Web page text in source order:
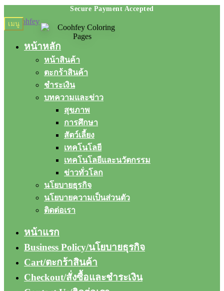
Skip
to
Skip
to
เมนู
หน้าหลัก
หน้าสินค้า
ตะกร้าสินค้า
ชำระเงิน
บทความและข่าว
สุขภาพ
การศึกษา
สัตว์เลี้ยง
เทคโนโลยี
เทคโนโลยีและนวัตกรรม
ข่าวทั่วโลก
นโยบายธุรกิจ
นโยบายความเป็นส่วนตัว
ติดต่อเรา
หน้าแรก
Business Policy/นโยบายธุรกิจ
Cart/ตะกร้าสินค้า
Checkout/สั่งซื้อและชำระเงิน